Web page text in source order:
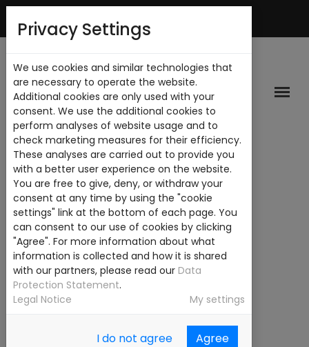
Privacy Settings
We use cookies and similar technologies that
are necessary to operate the website.
Additional cookies are only used with your
consent. We use the additional cookies to
perform analyses of website usage and to
check marketing measures for their efficiency.
These analyses are carried out to provide you
with a better user experience on the website.
You are free to give, deny, or withdraw your
consent at any time by using the "cookie
settings" link at the bottom of each page. You
can consent to our use of cookies by clicking
"Agree". For more information about what
information is collected and how it is shared
with our partners, please read our Data
Protection Statement.
Legal Notice
My settings
I do not agree Agree